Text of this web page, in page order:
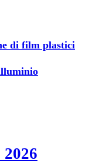
di film plastici